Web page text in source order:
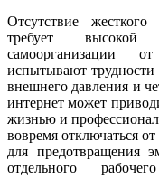
Отсутствие
требует
самоорганизации
испытывают
внешнего давления и
интернет может
жизнью и
вовремя отключаться
для предотвращения
отдельного